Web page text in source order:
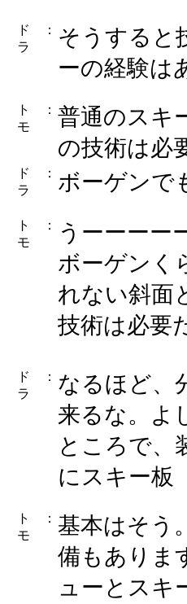
ド
ラ
：
そうすると
ーの経験は
ト
モ
： 普通のスキ
の技術は必
ド
ラ
： ボーゲンで
ト
モ
：
うーーーー
ボーゲンく
れない斜面
技術は必要
ド
ラ
： なるほど、
来るな。よ
ところで、
にスキー板
ト
モ
： 基本はそう
備もありま
ューとスキ